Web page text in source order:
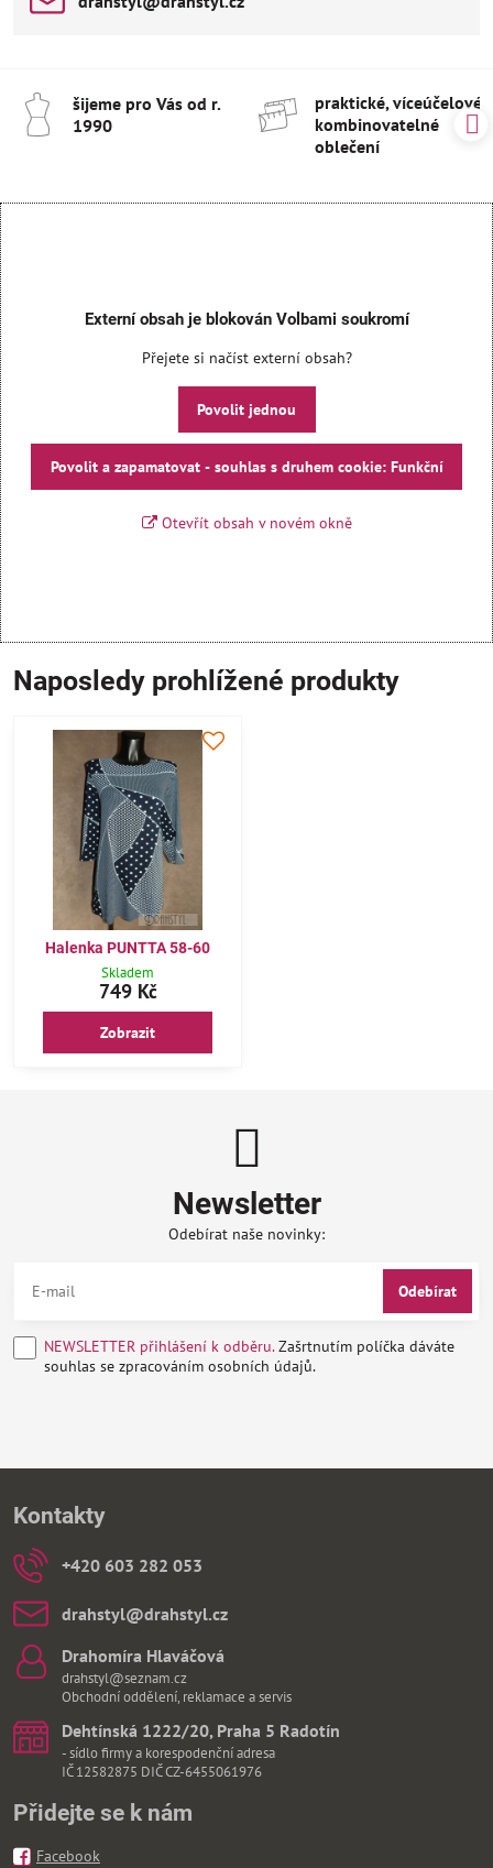
šijeme pro Vás od r​.
1990
praktické, víceúčelové
kombinovatelné
oblečení
Externí obsah je blokován Volbami soukromí
Přejete si načíst externí obsah?
Povolit jednou
Povolit a zapamatovat - souhlas s druhem cookie: Funkční
Otevřít obsah v novém okně
Naposledy prohlížené produkty
Halenka PUNTTA 58-60
Skladem
749 Kč
Zobrazit
Newsletter
Odebírat naše novinky:
Odebírat
NEWSLETTER přihlášení k odběru.Zašrtnutím políčka dáváte
souhlas se zpracováním osobních údajů.
Kontakty
+420 603 282 053
drahstyl​@drahstyl​.cz
Drahomíra Hlaváčová
drahstyl@seznam.cz
Obchodní oddělení, reklamace a servis
Dehtínská 1222/20, Praha 5 Radotín
- sídlo firmy a korespodenční adresa
IČ 12582875 DIČ CZ-6455061976
Přidejte se k nám
Facebook